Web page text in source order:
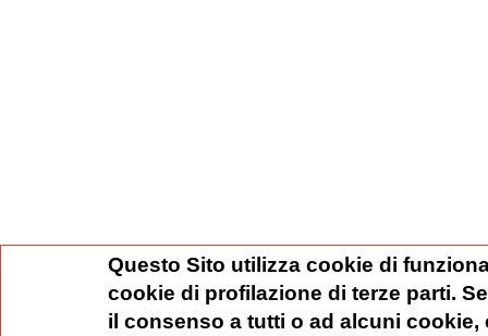
Questo Sito utilizza cookie di
cookie di profilazione di terze parti.
il consenso a tutti o ad alcuni